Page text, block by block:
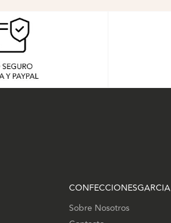
CONFECCIONESGARCIA
Sobre Nosotros